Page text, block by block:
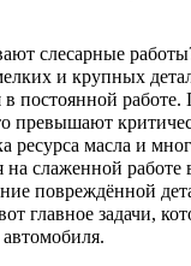
слесарные
и крупных
в постоянной
превышают
ресурса масла и
на слаженной работе
повреждённой
главное задачи,